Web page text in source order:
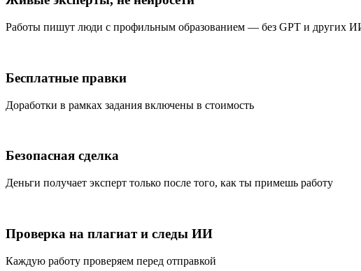
Работы пишут люди с профильным образованием — без GPT и других
Бесплатные правки
Доработки в рамках задания включены в стоимость
Безопасная сделка
Деньги получает эксперт только после того, как ты примешь работу
Проверка на плагиат и следы ИИ
Каждую работу проверяем перед отправкой